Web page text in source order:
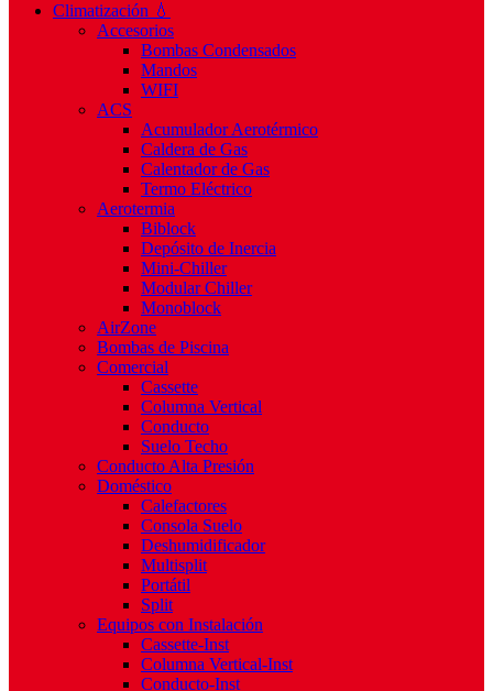
Climatización 💧
Accesorios
Bombas Condensados
Mandos
WIFI
ACS
Acumulador Aerotérmico
Caldera de Gas
Calentador de Gas
Termo Eléctrico
Aerotermia
Biblock
Depósito de Inercia
Mini-Chiller
Modular Chiller
Monoblock
AirZone
Bombas de Piscina
Comercial
Cassette
Columna Vertical
Conducto
Suelo Techo
Conducto Alta Presión
Doméstico
Calefactores
Consola Suelo
Deshumidificador
Multisplit
Portátil
Split
Equipos con Instalación
Cassette-Inst
Columna Vertical-Inst
Conducto-Inst